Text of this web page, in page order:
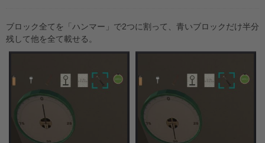
ブロック全てを「ハンマー」で2つに割って、青いブロックだけ半分
残して他を全て載せる。